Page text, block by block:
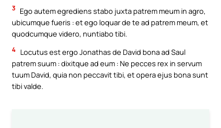
3 Ego autem egrediens stabo juxta patrem meum in agro,
ubicumque fueris : et ego loquar de te ad patrem meum, et
quodcumque videro, nuntiabo tibi.
4 Locutus est ergo Jonathas de David bona ad Saul
patrem suum : dixitque ad eum : Ne pecces rex in servum
tuum David, quia non peccavit tibi, et opera ejus bona sunt
tibi valde.